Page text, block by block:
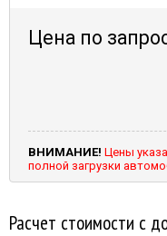
Цена по
ВНИМАНИЕ! Цены
полной загрузки
Расчет стоимости с